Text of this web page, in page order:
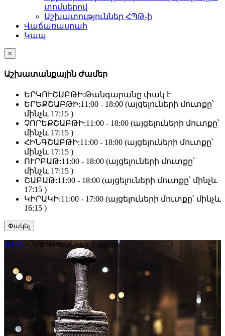
տոմսերով
Աշխատություններ ՀՊԹ-ի
Վաճառասրահ
Կապ
×
Աշխատանքային Ժամեր
ԵՐԿՈՒՇԱԲԹԻ:Թանգարանը փակ է
ԵՐԵՔՇԱԲԹԻ:11:00 - 18:00 (այցելուների մուտքը՝
մինչև 17:15 )
ՉՈՐԵՔՇԱԲԹԻ:11:00 - 18:00 (այցելուների մուտքը՝
մինչև 17:15 )
ՀԻՆԳՇԱԲԹԻ:11:00 - 18:00 (այցելուների մուտքը՝
մինչև 17:15 )
ՈՒՐԲԱԹ:11:00 - 18:00 (այցելուների մուտքը՝
մինչև 17:15 )
ՇԱԲԱԹ:11:00 - 18:00 (այցելուների մուտքը՝ մինչև
17:15 )
ԿԻՐԱԿԻ:11:00 - 17:00 (այցելուների մուտքը՝ մինչև
16:15 )
Փակել
HMA > Articles by: Gohar Nikoyan